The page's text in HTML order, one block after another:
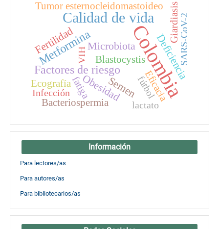
Colombia
Calidad de vida
Factores de riesgo
MetforminaMicrobiota
Obesidad
Semen
Fertilidad Deficiencia
fatiga
Giardiasis
Eficacia
Blastocystis
Tumor esternocleidomastoideo
Ecografía
Bacteriospermia
VIH
fútbol
lactato
SARS-CoV-2
Infección
Información
Para lectores/as
Para autores/as
Para bibliotecarios/as